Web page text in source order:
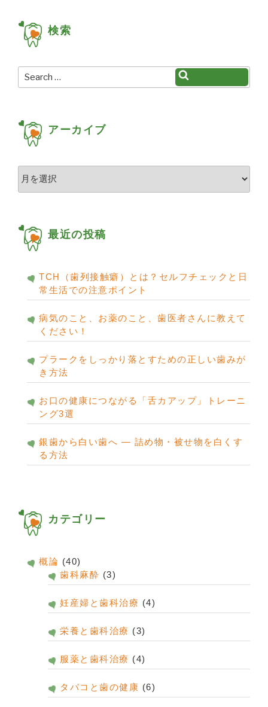
ー
ョ
検索
Search
for:
アーカイブ
ア
ブ
最近の投稿
TCH（歯列接触癖）とは？セルフチェックと日
常生活での注意ポイント
病気のこと、お薬のこと、歯医者さんに教えて
ください！
プラークをしっかり落とすための正しい歯みが
き方法
お口の健康につながる「舌カアップ」トレーニ
ング3選
銀歯から白い歯へ ― 詰め物・被せ物を白くす
る方法
カテゴリー
概論 (40)
歯科麻酔 (3)
妊産婦と歯科治療 (4)
栄養と歯科治療 (3)
服薬と歯科治療 (4)
タバコと歯の健康 (6)